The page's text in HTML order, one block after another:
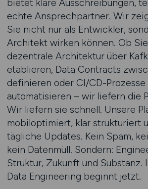
bietet klare Ausschreibungen,
echte Ansprechpartner. Wir
Sie nicht nur als Entwickler,
Architekt wirken können. Ob
dezentrale Architektur über
etablieren, Data Contracts
definieren oder CI/CD-
automatisieren – wir liefern die
Wir liefern sie schnell. Unsere
mobiloptimiert, klar strukturiert
tägliche Updates. Kein Spam,
kein Datenmüll. Sondern:
Struktur, Zukunft und Substanz.
Data Engineering beginnt jetzt.